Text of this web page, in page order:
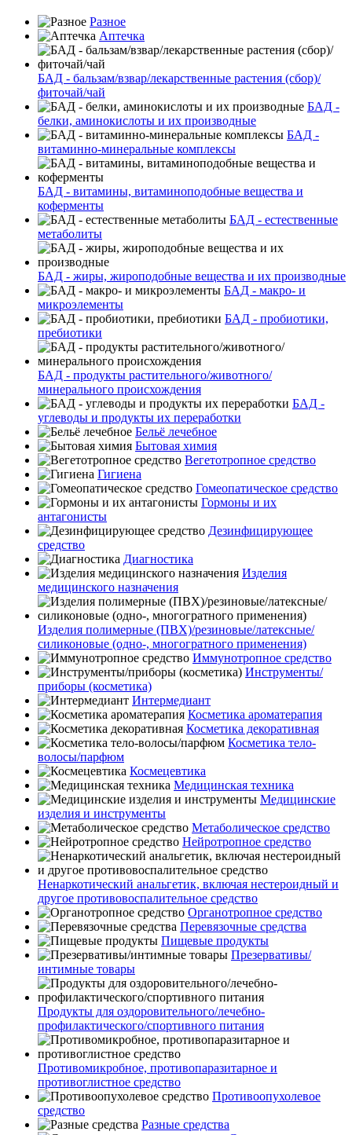
Разное
Аптечка
БАД - бальзам/взвар/лекарственные растения (сбор)/
фиточай/чай
БАД -
белки, аминокислоты и их производные
БАД -
витаминно-минеральные комплексы
БАД - витамины, витаминоподобные вещества и
коферменты
БАД - естественные
метаболиты
БАД - жиры, жироподобные вещества и их производные
БАД - макро- и
микроэлементы
БАД - пробиотики,
пребиотики
БАД - продукты растительного/животного/
минерального происхождения
БАД -
углеводы и продукты их переработки
Бельё лечебное
Бытовая химия
Вегетотропное средство
Гигиена
Гомеопатическое средство
Гормоны и их
антагонисты
Дезинфицирующее
средство
Диагностика
Изделия
медицинского назначения
Изделия полимерные (ПВХ)/резиновые/латексные/
силиконовые (одно-, многогратного применения)
Иммунотропное средство
Инструменты/
приборы (косметика)
Интермедиант
Косметика ароматерапия
Косметика декоративная
Косметика тело-
волосы/парфюм
Космецевтика
Медицинская техника
Медицинские
изделия и инструменты
Метаболическое средство
Нейротропное средство
Ненаркотический анальгетик, включая нестероидный и
другое противовоспалительное средство
Органотропное средство
Перевязочные средства
Пищевые продукты
Презервативы/
интимные товары
Продукты для оздоровительного/лечебно-
профилактического/спортивного питания
Противомикробное, противопаразитарное и
противоглистное средство
Противоопухолевое
средство
Разные средства